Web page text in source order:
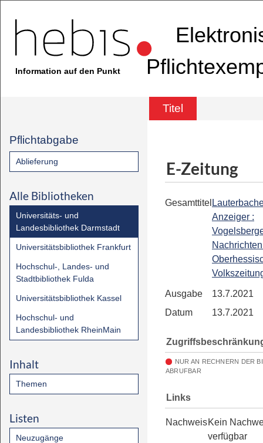
Information auf den Punkt
Titel
Pflichtabgabe
Ablieferung
Alle Bibliotheken
Universitäts- und
Landesbibliothek Darmstadt
Universitätsbibliothek Frankfurt
Hochschul-, Landes- und
Stadtbibliothek Fulda
Universitätsbibliothek Kassel
Hochschul- und
Landesbibliothek RheinMain
Inhalt
Themen
Listen
Neuzugänge
E-Zeitung
Gesamttitel
Anzeiger :
Ausgabe
13.7.2021
Datum
13.7.2021
NUR AN RECHNERN DER
ABRUFBAR
Links
NachweisKein
verfügbar